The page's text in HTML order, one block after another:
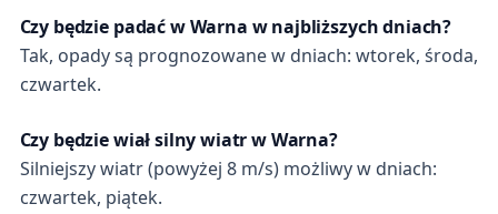
Czy będzie padać w Warna w najbliższych dniach?
Tak, opady są prognozowane w dniach: wtorek, środa,
czwartek.
Czy będzie wiał silny wiatr w Warna?
Silniejszy wiatr (powyżej 8 m/s) możliwy w dniach:
czwartek, piątek.